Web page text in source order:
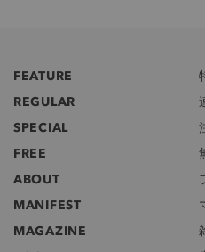
FEATURE
REGULAR
SPECIAL
FREE
ABOUT
MANIFEST
MAGAZINE